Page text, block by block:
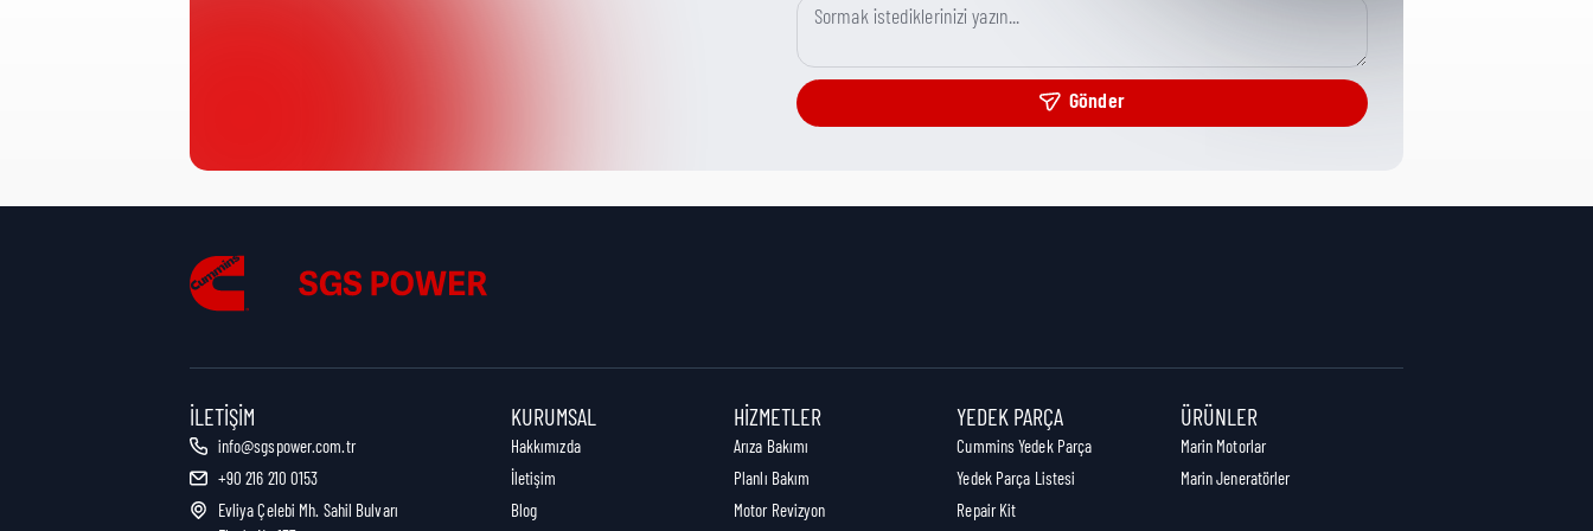
Tubes/Hosing
Nakliye Yüksekliği:
Nakliye Uzunluğu:
Nakliye Ağırlığı:
Gönder
İLETIŞIM
info@sgspower.com.tr
+90 216 210 0153
Evliya Çelebi Mh. Sahil Bulvarı
KURUMSAL
Hakkımızda
İletişim
Blog
HIZMETLER
Arıza Bakımı
Planlı Bakım
Motor Revizyon
YEDEK PARÇA
Cummins Yedek Parça
Yedek Parça Listesi
Repair Kit
ÜRÜNLER
Marin Motorlar
Marin Jeneratörler